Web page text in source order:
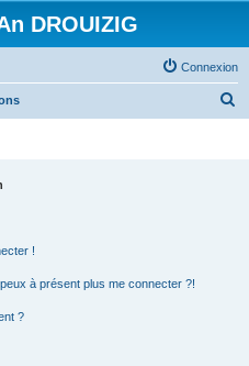
DROUIZIG
Connexion
!
à présent plus me connecter ?!
?